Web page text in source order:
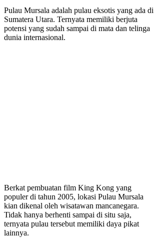
Pulau Mursala adalah pulau eksotis yang ada di
Sumatera Utara. Ternyata memiliki berjuta
potensi yang sudah sampai di mata dan telinga
dunia internasional.
Berkat pembuatan film King Kong yang
populer di tahun 2005, lokasi Pulau Mursala
kian dikenal oleh wisatawan mancanegara.
Tidak hanya berhenti sampai di situ saja,
ternyata pulau tersebut memiliki daya pikat
lainnya.